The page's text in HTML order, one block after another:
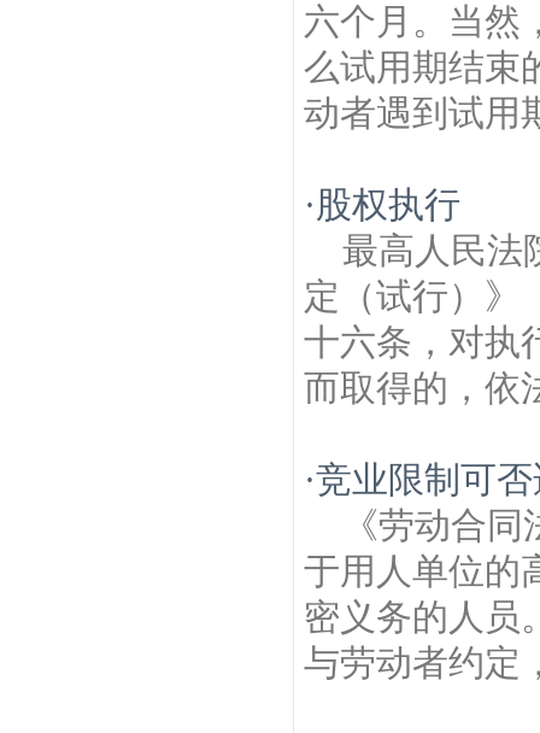
六个月。当然
么试用期结束
动者遇到试用
·股权执行
最高人民法
定（试行）》
十六条，对执
而取得的，依
·竞业限制可
《劳动合
于用人单位的
密义务的人员
与劳动者约定